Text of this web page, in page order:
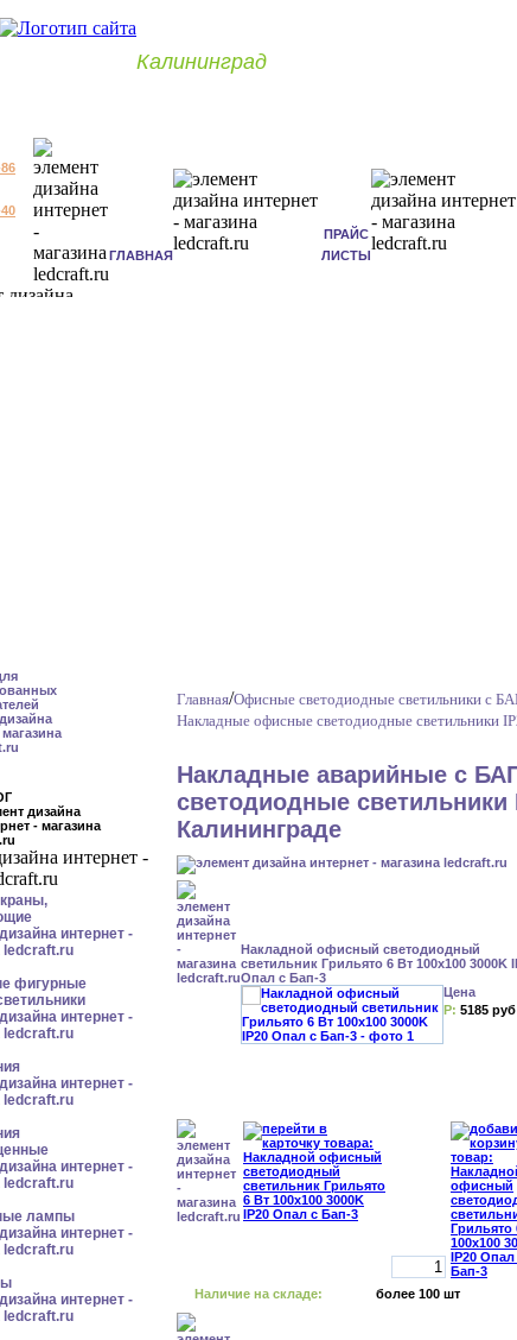
Калининград
ГЛАВНАЯ
ПРАЙС
ЛИСТЫ
фигурные
лампы
Главная/Офисные светодиодные светильники с
Накладные офисные светодиодные светильники
Накладные аварийные с
светодиодные светильники
Калининграде
Накладной офисный светодиодный
светильник Грильято 6 Вт 100x100 3000K
Опал с Бап-3
Цена
Р: 5185 руб
Наличие на складе: более 100 шт